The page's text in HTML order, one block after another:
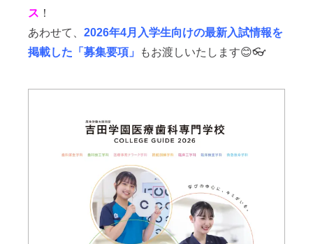
ス ！
あわせて、 2026年4月入学生向けの最新入試情報を
掲載した「募集要項」
もお渡しいたします😊👓